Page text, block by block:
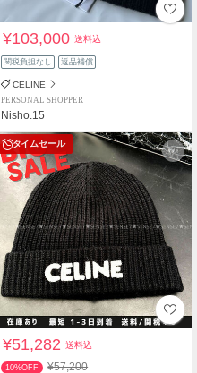
¥103,000送料込
関税負担なし 返品補償
CELINE
PERSONAL SHOPPER
Nisho.15
タイムセール
¥51,282送料込
10%OFF ¥57,200